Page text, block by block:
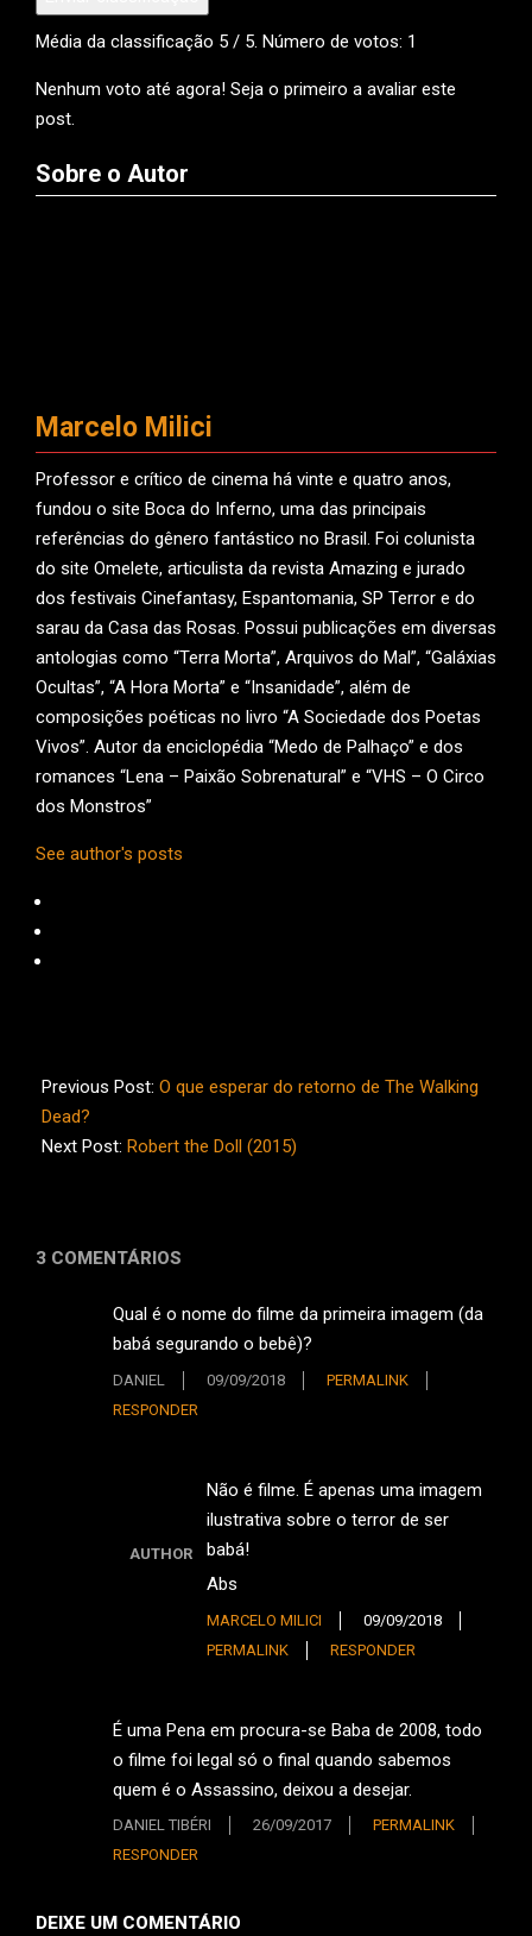
Média da classificação 5 / 5. Número de votos: 1
Nenhum voto até agora! Seja o primeiro a avaliar este
post.
Sobre o Autor
Marcelo Milici
Professor e crítico de cinema há vinte e quatro anos,
fundou o site Boca do Inferno, uma das principais
referências do gênero fantástico no Brasil. Foi colunista
do site Omelete, articulista da revista Amazing e jurado
dos festivais Cinefantasy, Espantomania, SP Terror e do
sarau da Casa das Rosas. Possui publicações em diversas
antologias como “Terra Morta”, Arquivos do Mal”, “Galáxias
Ocultas”, “A Hora Morta” e “Insanidade”, além de
composições poéticas no livro “A Sociedade dos Poetas
Vivos”. Autor da enciclopédia “Medo de Palhaço” e dos
romances “Lena – Paixão Sobrenatural” e “VHS – O Circo
dos Monstros”
See author's posts
02-
15
Previous Post: O que esperar do retorno de The Walking
Dead?
Next Post: Robert the Doll (2015)
3 COMENTÁRIOS
Qual é o nome do filme da primeira imagem (da
babá segurando o bebê)?
DANIEL 09/09/2018
PERMALINK
RESPONDER
AUTHOR
Não é filme. É apenas uma imagem
ilustrativa sobre o terror de ser
babá!
Abs
MARCELO MILICI
09/09/2018
PERMALINK
RESPONDER
É uma Pena em procura-se Baba de 2008, todo
o filme foi legal só o final quando sabemos
quem é o Assassino, deixou a desejar.
DANIEL TIBÉRI 26/09/2017
PERMALINK
RESPONDER
DEIXE UM COMENTÁRIO